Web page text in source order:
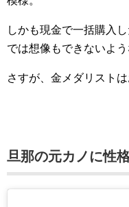
しかも現金で一括購入し
では想像もできないよ
さすが、金メダリスト
旦那の元カノに性